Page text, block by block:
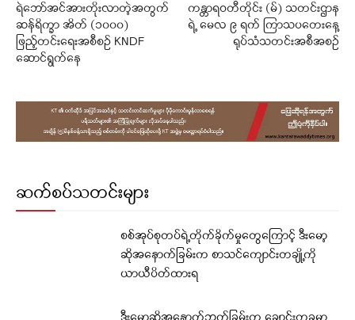
ရဲဘော်အင်အားတိုးလာတဲ့အတွက်
ဆန်ရိက္ခာ အိတ် (၁၀၀၀)
ဖြည့်တင်းရေးအစီစဥ် KNDF
ဆောင်ရွက်နေ
ကန္တာရဝတီတိုင်း (မ်) သတင်းဌာန
ရဲ့ မေလ ၉ ရက် ကြာသပတေးနေ့
ရုပ်သံသတင်းအစီအစဉ်
ဆက်စပ်သတင်းများ
စစ်အုပ်စုတပ်ရဲ့တိုက်ခိုက်မှုတွေကြောင့် ဒီးမော့
ဆိုအနောက်ခြမ်းက စာသင်ကျောင်းတချို့ကို
ယာယီပိတ်ထားရ